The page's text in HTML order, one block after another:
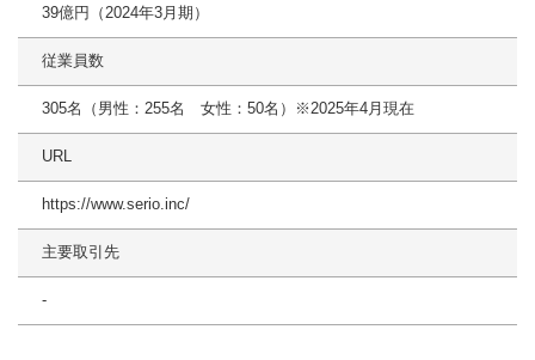
39億円（2024年3月期）
従業員数
305名（男性：255名 女性：50名）※2025年4月現在
URL
https://www.serio.inc/
主要取引先
‐